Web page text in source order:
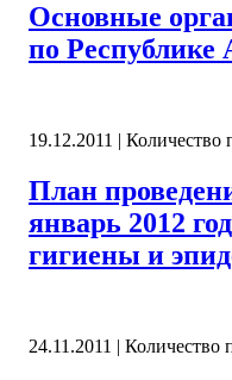
Основные
по Республике
19.12.2011 | Количество
План
январь 2012
гигиены и
24.11.2011 | Количество